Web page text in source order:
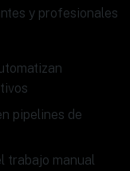
y profesionales
pipelines de
trabajo manual